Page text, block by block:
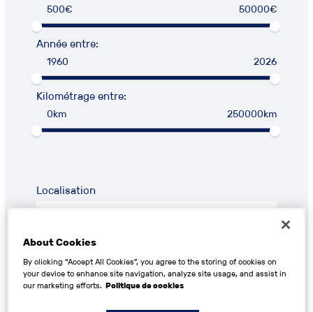
500€ 50000€
Année entre:
1960 2026
Kilométrage entre:
0km 250000km
Localisation
RECHERCHER
About Cookies
By clicking “Accept All Cookies”, you agree to the storing of cookies on
your device to enhance site navigation, analyze site usage, and assist in
our marketing efforts. Politique de cookies